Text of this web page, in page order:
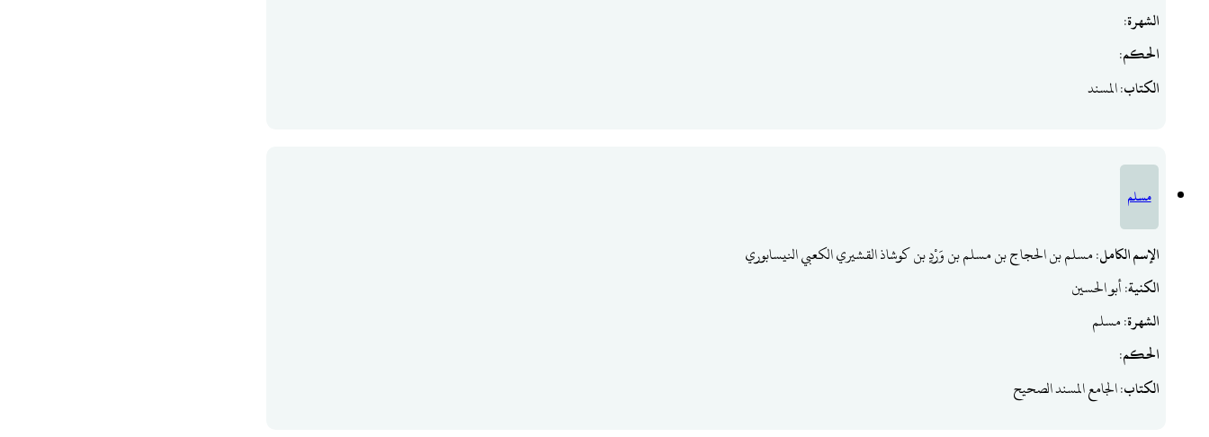
الشهرة:
الحكم:
الكتاب: المسند
مسلم
الإسم الكامل: مسلم بن الحجاج بن مسلم بن وَرْدٍ بن كوشاذ القشيري الكعبي النيسابوري
الكنية: أبو الحسين
الشهرة: مسلم
الحكم:
الكتاب: الجامع المسند الصحيح